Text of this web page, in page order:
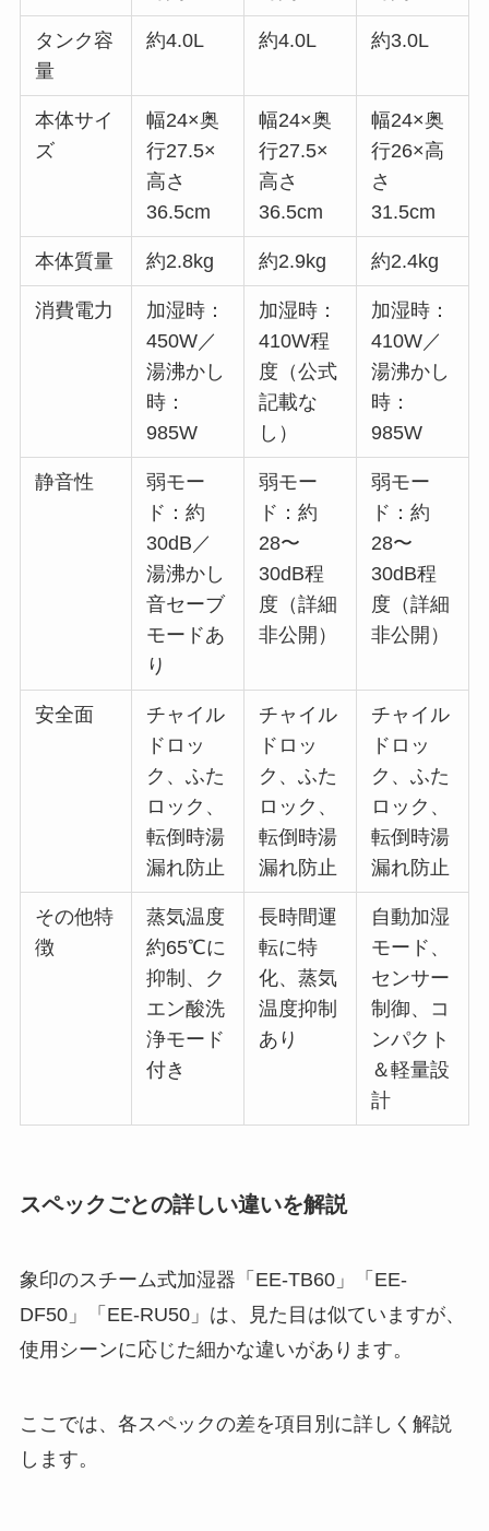
タンク容
量
約4.0L 約4.0L 約3.0L
本体サイ
ズ
幅24×奥
行27.5×
高さ
36.5cm
幅24×奥
行27.5×
高さ
36.5cm
幅24×奥
行26×高
さ
31.5cm
本体質量 約2.8kg 約2.9kg 約2.4kg
消費電力
加湿時：
450W／
湯沸かし
時：
985W
加湿時：
410W程
度（公式
記載な
し）
加湿時：
410W／
湯沸かし
時：
985W
静音性
弱モー
ド：約
30dB／
湯沸かし
音セーブ
モードあ
り
弱モー
ド：約
28〜
30dB程
度（詳細
非公開）
弱モー
ド：約
28〜
30dB程
度（詳細
非公開）
安全面
チャイル
ドロッ
ク、ふた
ロック、
転倒時湯
漏れ防止
チャイル
ドロッ
ク、ふた
ロック、
転倒時湯
漏れ防止
チャイル
ドロッ
ク、ふた
ロック、
転倒時湯
漏れ防止
その他特
徴
蒸気温度
約65℃に
抑制、ク
エン酸洗
浄モード
付き
長時間運
転に特
化、蒸気
温度抑制
あり
自動加湿
モード、
センサー
制御、コ
ンパクト
＆軽量設
計
スペックごとの詳しい違いを解説
象印のスチーム式加湿器「EE-TB60」「EE-
DF50」「EE-RU50」は、見た目は似ていますが、
使用シーンに応じた細かな違いがあります。
ここでは、各スペックの差を項目別に詳しく解説
します。